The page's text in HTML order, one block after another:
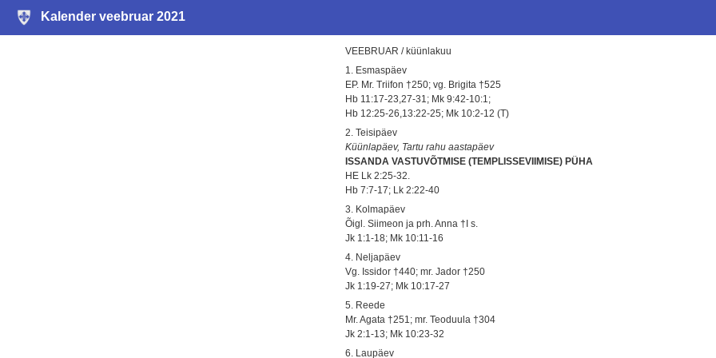
Kalender veebruar 2021
VEEBRUAR / küünlakuu
1. Esmaspäev
EP. Mr. Triifon †250; vg. Brigita †525
Hb 11:17-23,27-31; Mk 9:42-10:1;
Hb 12:25-26,13:22-25; Mk 10:2-12 (T)
2. Teisipäev
Küünlapäev, Tartu rahu aastapäev
ISSANDA VASTUVÕTMISE (TEMPLISSEVIIMISE) PÜHA
HE Lk 2:25-32.
Hb 7:7-17; Lk 2:22-40
3. Kolmapäev
Õigl. Siimeon ja prh. Anna †I s.
Jk 1:1-18; Mk 10:11-16
4. Neljapäev
Vg. Issidor †440; mr. Jador †250
Jk 1:19-27; Mk 10:17-27
5. Reede
Mr. Agata †251; mr. Teoduula †304
Jk 2:1-13; Mk 10:23-32
6. Laupäev